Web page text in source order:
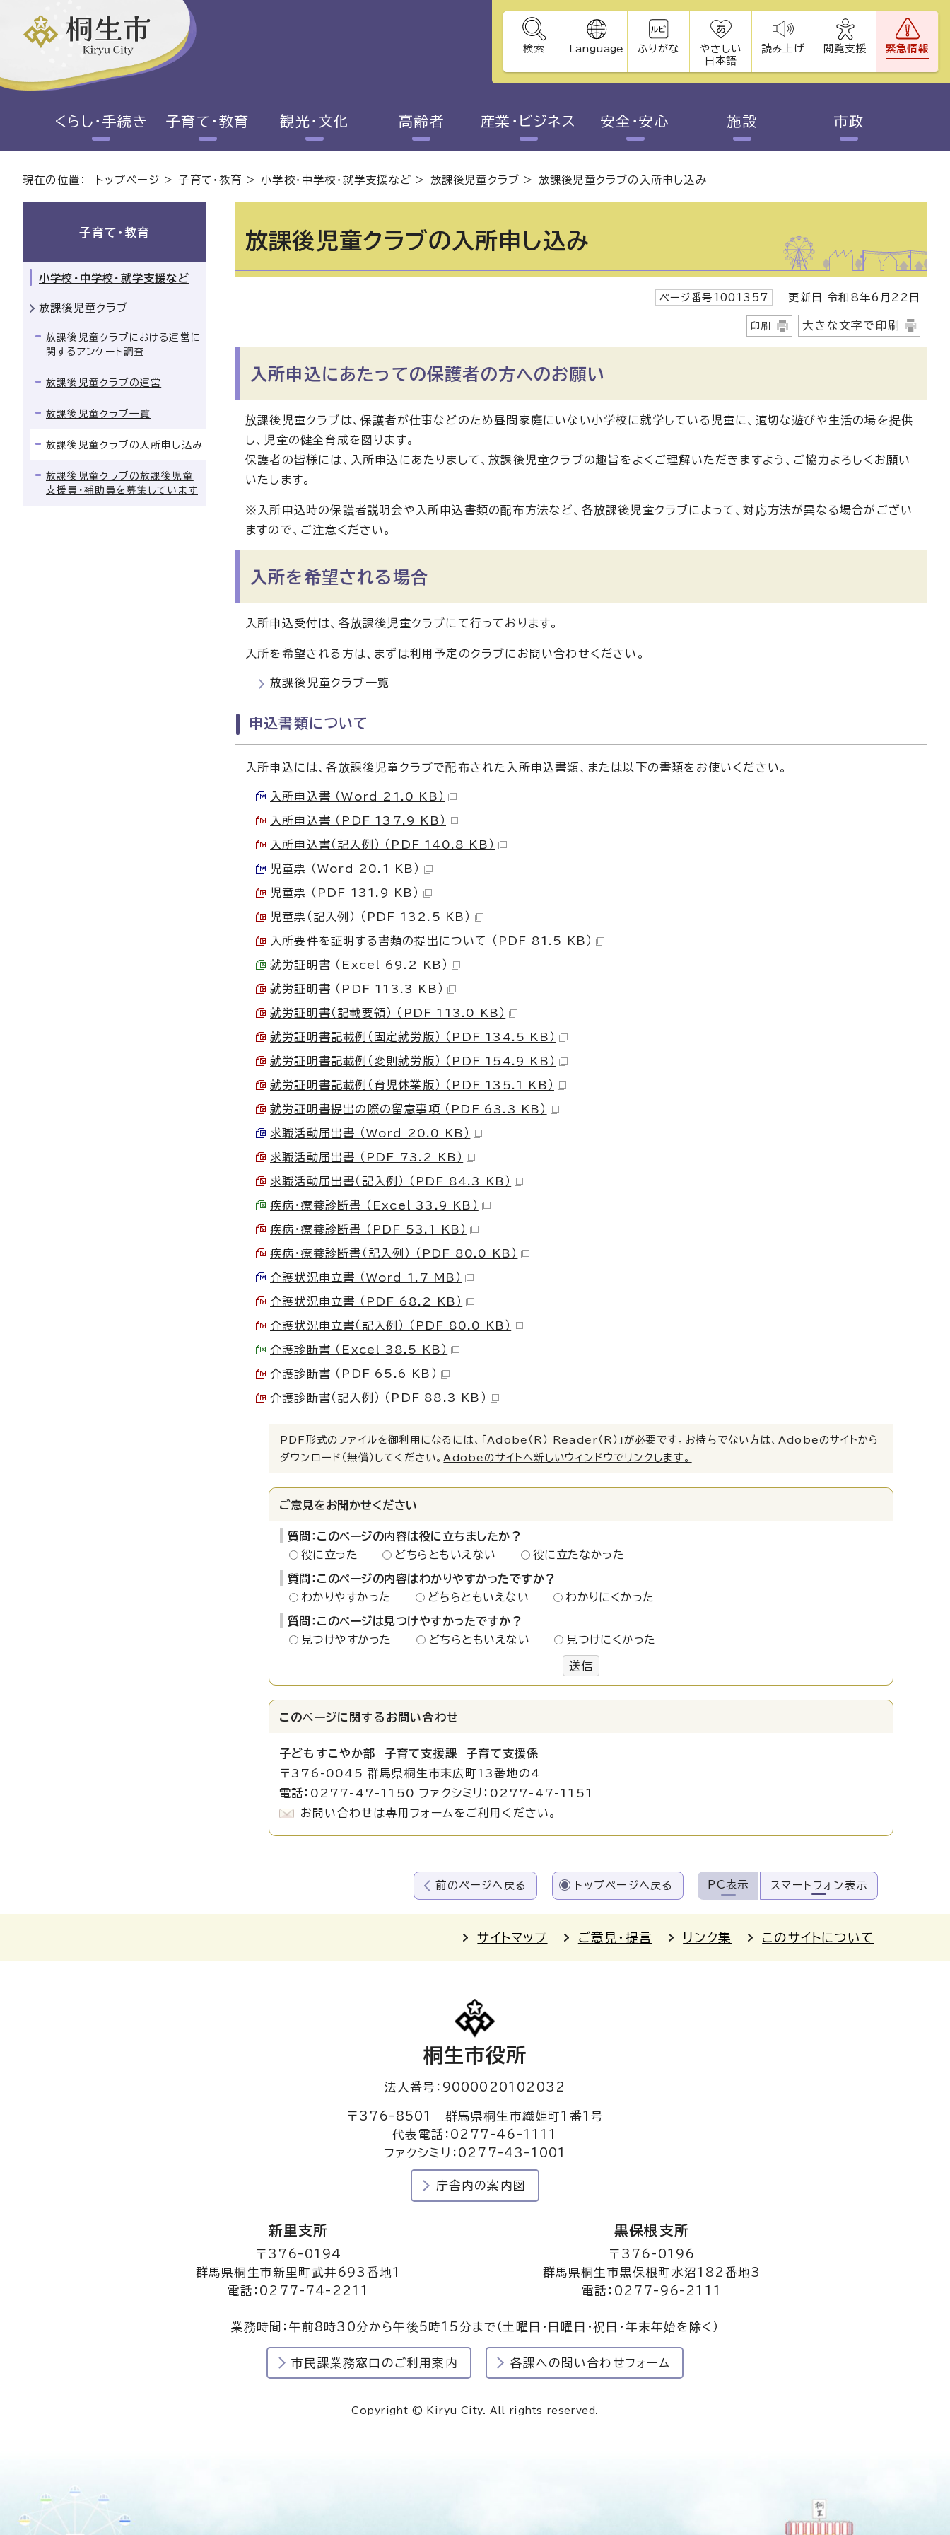
検索 Language ふりがな
やさしい
日本語
読み上げ 閲覧支援 緊急情報
くらし・手続き 子育て・教育 観光・文化 高齢者 産業・ビジネス 安全・安心 施設 市政
現在の位置： トップページ >子育て・教育 >小学校・中学校・就学支援など > 放課後児童クラブ > 放課後児童クラブの入所申し込み
放課後児童クラブの入所申し込み
ページ番号1001357 更新日 令和8年6月22日
印刷 大きな文字で印刷
入所申込にあたっての保護者の方へのお願い
放課後児童クラブは、保護者が仕事などのため昼間家庭にいない小学校に就学している児童に、適切な遊びや生活の場を提供
し、児童の健全育成を図ります。
保護者の皆様には、入所申込にあたりまして、放課後児童クラブの趣旨をよくご理解いただきますよう、ご協力よろしくお願い
いたします。
※入所申込時の保護者説明会や入所申込書類の配布方法など、各放課後児童クラブによって、対応方法が異なる場合がござい
ますので、ご注意ください。
入所を希望される場合
入所申込受付は、各放課後児童クラブにて行っております。
入所を希望される方は、まずは利用予定のクラブにお問い合わせください。
放課後児童クラブ一覧
申込書類について
入所申込には、各放課後児童クラブで配布された入所申込書類、または以下の書類をお使いください。
入所申込書 （Word 21.0 KB）
入所申込書 （PDF 137.9 KB）
入所申込書（記入例） （PDF 140.8 KB）
児童票 （Word 20.1 KB）
児童票 （PDF 131.9 KB）
児童票（記入例） （PDF 132.5 KB）
入所要件を証明する書類の提出について （PDF 81.5 KB）
就労証明書 （Excel 69.2 KB）
就労証明書 （PDF 113.3 KB）
就労証明書（記載要領） （PDF 113.0 KB）
就労証明書記載例（固定就労版） （PDF 134.5 KB）
就労証明書記載例（変則就労版） （PDF 154.9 KB）
就労証明書記載例（育児休業版） （PDF 135.1 KB）
就労証明書提出の際の留意事項 （PDF 63.3 KB）
求職活動届出書 （Word 20.0 KB）
求職活動届出書 （PDF 73.2 KB）
求職活動届出書（記入例） （PDF 84.3 KB）
疾病・療養診断書 （Excel 33.9 KB）
疾病・療養診断書 （PDF 53.1 KB）
疾病・療養診断書（記入例） （PDF 80.0 KB）
介護状況申立書 （Word 1.7 MB）
介護状況申立書 （PDF 68.2 KB）
介護状況申立書（記入例） （PDF 80.0 KB）
介護診断書 （Excel 38.5 KB）
介護診断書 （PDF 65.6 KB）
介護診断書（記入例） （PDF 88.3 KB）
PDF形式のファイルを御利用になるには、「Adobe（R） Reader（R）」が必要です。お持ちでない方は、Adobeのサイトから
ダウンロード（無償）してください。 Adobeのサイトへ新しいウィンドウでリンクします。
ご意見をお聞かせください
質問：このページの内容は役に立ちましたか？
役に立った
どちらともいえない 役に立たなかった
質問：このページの内容はわかりやすかったですか？
わかりやすかった
どちらともいえない わかりにくかった
質問：このページは見つけやすかったですか？
見つけやすかった
どちらともいえない 見つけにくかった
送信
このページに関する お問い合わせ
子どもすこやか部 子育て支援課 子育て支援係
〒376-0045 群馬県桐生市末広町13番地の4
電話：0277-47-1150 ファクシミリ：0277-47-1151
お問い合わせは専用フォームをご利用ください。
子育て・教育
小学校・中学校・就学支援など
放課後児童クラブ
放課後児童クラブにおける運営に
関するアンケート調査
放課後児童クラブの運営
放課後児童クラブ一覧
放課後児童クラブの入所申し込み
放課後児童クラブの放課後児童
支援員・補助員を募集しています
前のページへ戻る トップページへ戻る PC表示 スマートフォン表示
サイトマップ ご意見・提言 リンク集 このサイトについて
桐生市役所
法人番号：9000020102032
〒376-8501 群馬県桐生市織姫町1番1号
代表電話：0277-46-1111
ファクシミリ：0277-43-1001
庁舎内の案内図
新里支所
〒376-0194
群馬県桐生市新里町武井693番地1
電話：0277-74-2211
黒保根支所
〒376-0196
群馬県桐生市黒保根町水沼182番地3
電話：0277-96-2111
業務時間：午前8時30分から午後5時15分まで（土曜日・日曜日・祝日・年末年始を除く）
市民課業務窓口のご利用案内 各課への問い合わせフォーム
Copyright © Kiryu City. All rights reserved.